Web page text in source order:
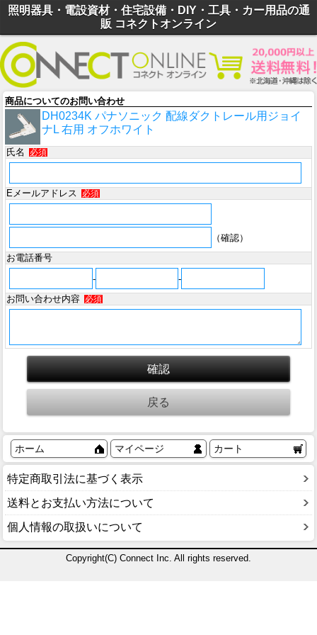
照明器具・電設資材・住宅設備・DIY・工具・カー用品の通
販 コネクトオンライン
商品についてのお問い合わせ
DH0234K パナソニック 配線ダクトレール用ジョイ
ナL 右用 オフホワイト
氏名 必須
Eメールアドレス 必須
（確認）
お電話番号
-
-
お問い合わせ内容
必須
ホーム マイページ カート
特定商取引法に基づく表示
送料とお支払い方法について
個人情報の取扱いについて
Copyright(C) Connect Inc. All rights reserved.